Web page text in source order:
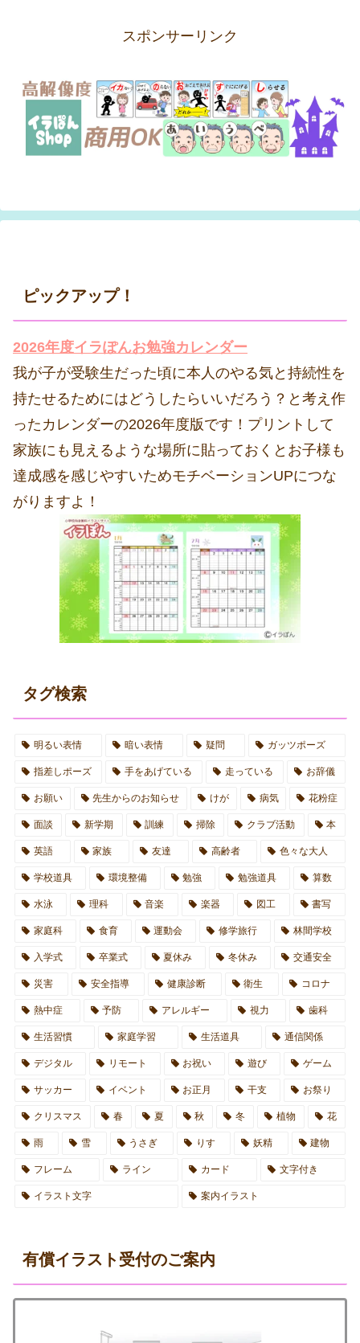
スポンサーリンク
ピックアップ！
2026年度イラぽんお勉強カレンダー
我が子が受験生だった頃に本人のやる気と持続性を
持たせるためにはどうしたらいいだろう？と考え作
ったカレンダーの2026年度版です！プリントして
家族にも見えるような場所に貼っておくとお子様も
達成感を感じやすいためモチベーションUPにつな
がりますよ！
タグ検索
明るい表情 暗い表情 疑問 ガッツポーズ
指差しポーズ 手をあげている 走っている お辞儀
お願い 先生からのお知らせ けが 病気 花粉症
面談 新学期 訓練 掃除 クラブ活動 本
英語 家族 友達 高齢者 色々な大人
学校道具 環境整備 勉強 勉強道具 算数
水泳 理科 音楽 楽器 図工 書写
家庭科 食育 運動会 修学旅行 林間学校
入学式 卒業式 夏休み 冬休み 交通安全
災害 安全指導 健康診断 衛生 コロナ
熱中症 予防 アレルギー 視力 歯科
生活習慣 家庭学習 生活道具 通信関係
デジタル リモート お祝い 遊び ゲーム
サッカー イベント お正月 干支 お祭り
クリスマス 春 夏 秋 冬 植物 花
雨 雪 うさぎ りす 妖精 建物
フレーム ライン カード 文字付き
イラスト文字 案内イラスト
有償イラスト受付のご案内